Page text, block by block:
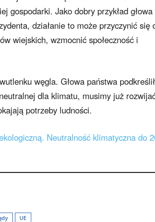
gospodarki. Jako dobry przykład głowa
działanie to może przyczynić się
wiejskich, wzmocnić społeczność i
węgla. Głowa państwa
dla klimatu, musimy już
potrzeby ludności.
Neutralność klimatyczna do
UE